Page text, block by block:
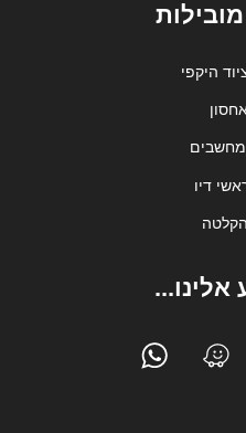
היקפי
דיו
אלינו...